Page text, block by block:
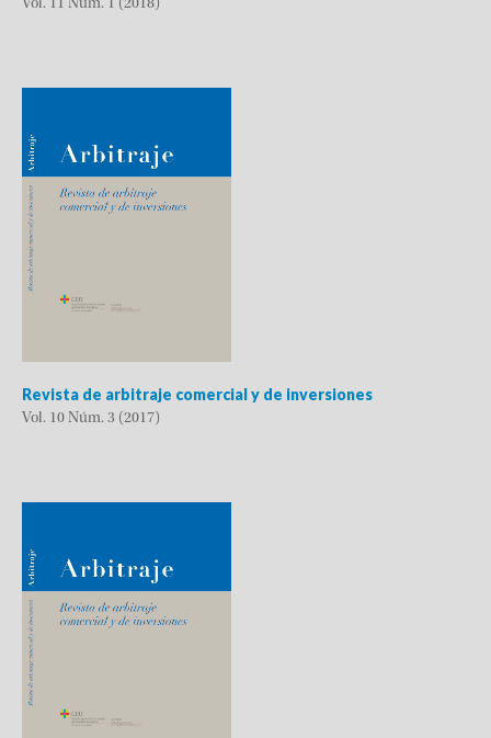
Vol. 11 Núm. 1 (2018)
Revista de arbitraje comercial y de inversiones
Vol. 10 Núm. 3 (2017)